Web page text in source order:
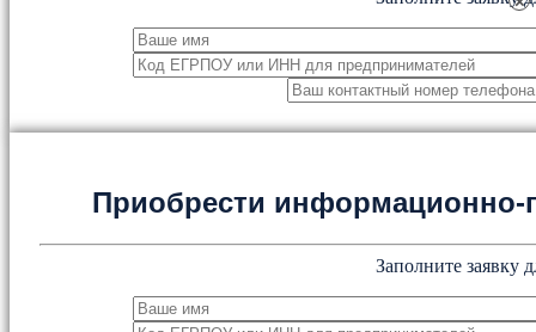
Приобрести
Заполните заявку